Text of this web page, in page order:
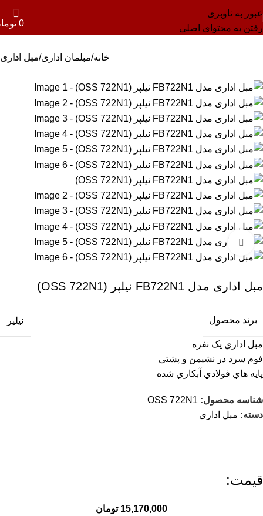
عبور به ناوبری
رفتن به محتوای اصلی
0
خانه مبلمان اداری مبل اداری
بزرگنمایی تصویر
مبل اداری مدل FB722N1 نیلپر (OSS 722N1)
برند محصول نیلپر
مبل اداري یک نفره
فوم سرد در نشیمن و پشتی
پایه هاي فولادي آبکاري شده
شناسه محصول: OSS 722N1
دسته: مبل اداری
قیمت:
15,170,000 تومان